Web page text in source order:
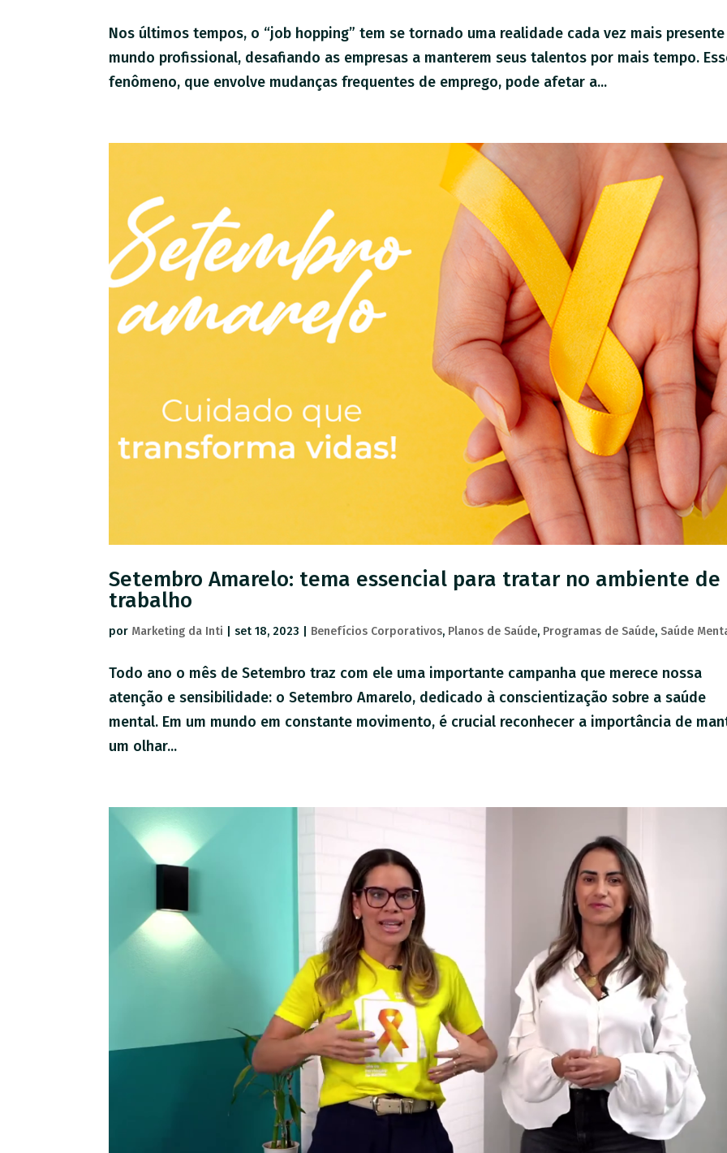
Nos últimos tempos, o “job hopping” tem se tornado uma realidade cada vez mais
mundo profissional, desafiando as empresas a manterem seus talentos por mais tempo.
fenômeno, que envolve mudanças frequentes de emprego, pode afetar a...
Setembro Amarelo: tema essencial para tratar no ambiente de
trabalho
por Marketing da Inti |set 18, 2023 Benefícios Corporativos, Planos de Saúde, Programas de Saúde, Saúde
Todo ano o mês de Setembro traz com ele uma importante campanha que merece nossa
atenção e sensibilidade: o Setembro Amarelo, dedicado à conscientização sobre a saúde
mental. Em um mundo em constante movimento, é crucial reconhecer a importância de
um olhar...